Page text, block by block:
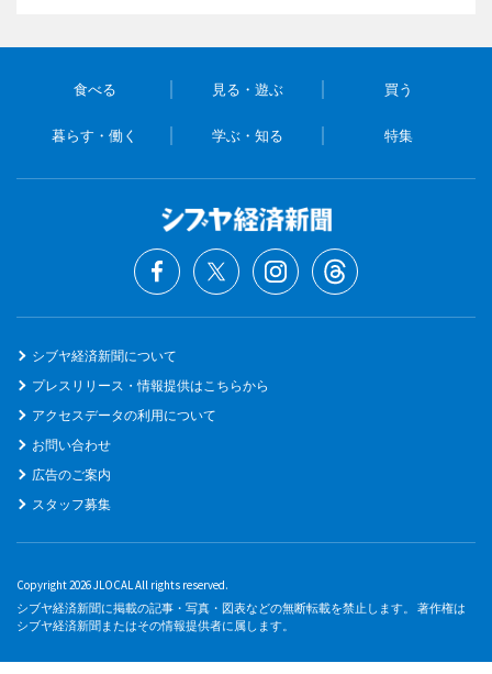
食べる 見る・遊ぶ 買う
暮らす・働く 学ぶ・知る 特集
シブヤ経済新聞について
プレスリリース・情報提供はこちらから
アクセスデータの利用について
お問い合わせ
広告のご案内
スタッフ募集
Copyright 2026 JLOCAL All rights reserved.
シブヤ経済新聞に掲載の記事・写真・図表などの無断転載を禁止します。 著作権は
シブヤ経済新聞またはその情報提供者に属します。